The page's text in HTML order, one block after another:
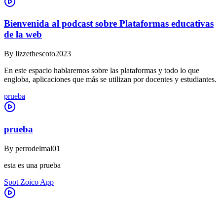
Bienvenida al podcast sobre Plataformas educativas
de la web
By lizzethescoto2023
En este espacio hablaremos sobre las plataformas y todo lo que
engloba, aplicaciones que más se utilizan por docentes y estudiantes.
prueba
prueba
By perrodelmal01
esta es una prueba
Spot Zoico App